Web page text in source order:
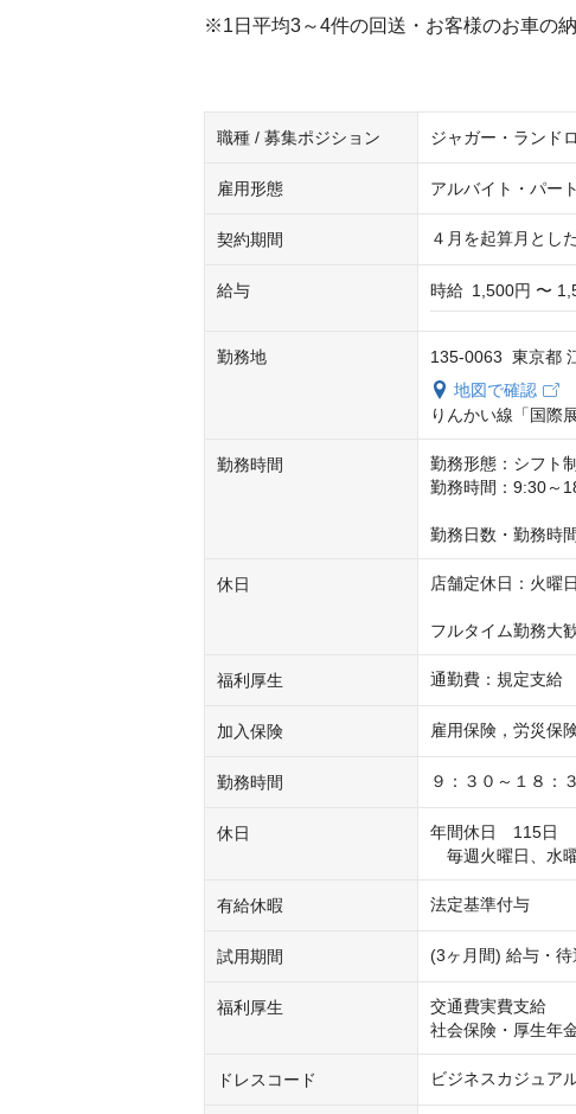
※1日平均3～4件の回送・お客様のお車の
職種 / 募集ポジション ジャガー・ランド
雇用形態 アルバイト・パート
契約期間 ４月を起算月とし
給与 時給 1,500円 〜
勤務地
135-0063 東京都
地図で確認
りんかい線「国際
勤務時間
勤務形態：シフト制
勤務時間：9:30～
勤務日数・勤務時
休日 店舗定休日：火曜
フルタイム勤務大
福利厚生 通勤費：規定支給
加入保険 雇用保険，労災保
勤務時間 ９：３０～１８：
休日
年間休日　115日
毎週火曜日、水
有給休暇 法定基準付与
試用期間 (3ヶ月間) 給与・待
福利厚生
交通費実費支給
社会保険・厚生年
ドレスコード ビジネスカジュア